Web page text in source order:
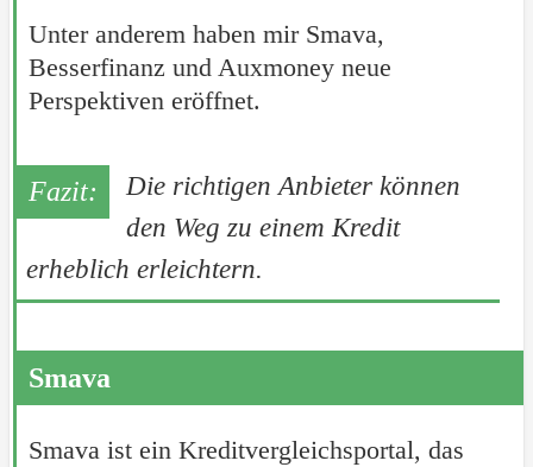
Unter anderem haben mir Smava,
Besserfinanz und Auxmoney neue
Perspektiven eröffnet.
Die richtigen Anbieter können
den Weg zu einem Kredit
erheblich erleichtern.
Smava
Smava ist ein Kreditvergleichsportal, das